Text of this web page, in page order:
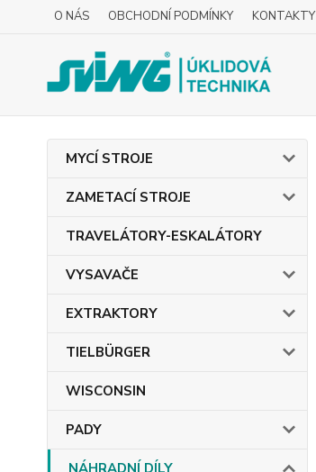
O NÁS OBCHODNÍ PODMÍNKY KONTAKTY
MYCÍ STROJE
ZAMETACÍ STROJE
TRAVELÁTORY-ESKALÁTORY
VYSAVAČE
EXTRAKTORY
TIELBÜRGER
WISCONSIN
PADY
NÁHRADNÍ DÍLY